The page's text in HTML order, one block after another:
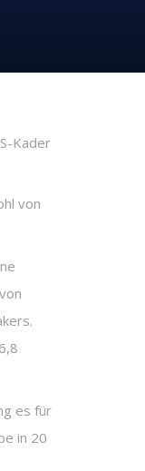
von
es für
in 20